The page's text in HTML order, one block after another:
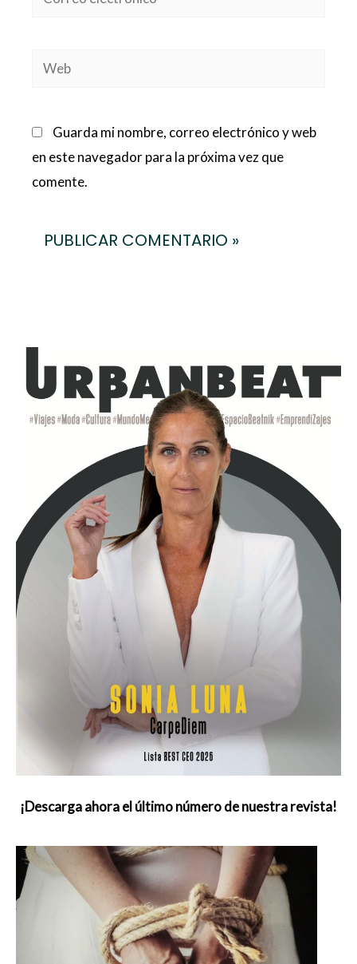
Web
Guarda mi nombre, correo electrónico y web
en este navegador para la próxima vez que
comente.
¡Descarga ahora el último número de nuestra revista!